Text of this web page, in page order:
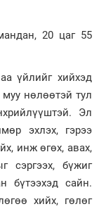
20 цаг 55
үйлийг хийхэд
нөлөөтэй тул
Эл
эхлэх, гэрээ
инж өгөх, авах,
сэргээх, бүжиг
бүтээхэд сайн.
хийх, гөлөг